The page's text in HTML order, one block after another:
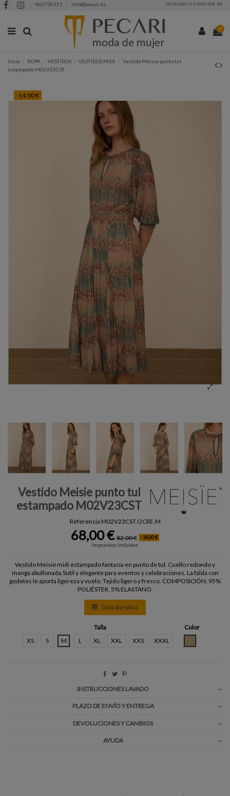
961730151 info@pecari.es ENVÍO GRATIS A PARTIR DE 90€
0
Inicio ROPA VESTIDOS VESTIDOS MIDI
Vestido Meisie punto tul
estampado M02V23CST
-14,00 €
Vestido Meisie punto tul
estampado M02V23CST
Referencia M02V23CST.OCRE.M
68,00 € 82,00 €
-14,00 €
Impuestos incluidos
Vestido Meisie midi estampado fantasía en punto de tul. Cuello redondo y
manga abullonada.Sutil y elegante para eventos y celebraciones. La falda con
godetes le aporta ligereza y vuelo. Tejido ligero y fresco. COMPOSICIÓN: 95%
POLIÉSTER, 5% ELASTANO.
Guía de tallas
Talla
XS
S M L XL XXL XXS XXXL
Color
INSTRUCCIONES LAVADO
PLAZO DE ENVÍO Y ENTREGA
DEVOLUCIONES Y CAMBIOS
AYUDA